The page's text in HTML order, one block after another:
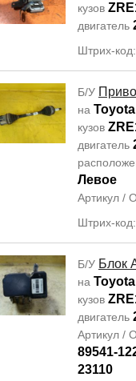
кузов
двигатель
Штрих-
Б/У
на
кузов
двигатель
Левое
Артикул /
Штрих-
Б/У Блок
на
кузов
двигатель
Артикул /
89541-
23110